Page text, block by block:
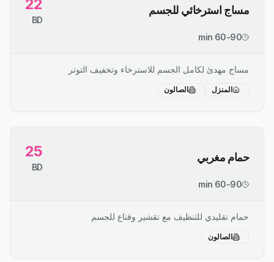
مساج استرخائي للجسم 22
BD
60-90 min
مساج مهدئ لكامل الجسم للاسترخاء وتخفيف التوتر
المنزل الصالون
حمام مغربي 25
BD
60-90 min
حمام تقليدي للتنظيف مع تقشير وقناع للجسم
الصالون